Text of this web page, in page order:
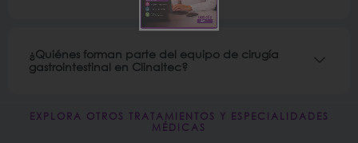
¿Quiénes forman parte del equipo de cirugía
gastrointestinal en Clinaltec?
EXPLORA OTROS TRATAMIENTOS Y ESPECIALIDADES
MÉDICAS